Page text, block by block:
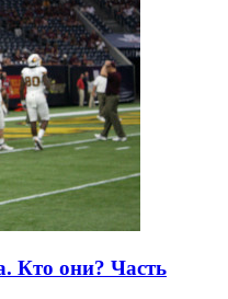
Кто они? Часть